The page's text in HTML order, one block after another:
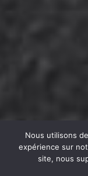
Nous utilisons
expérience sur
site, nous